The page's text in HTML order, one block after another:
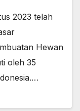
2023 telah
Hewan
oleh 35